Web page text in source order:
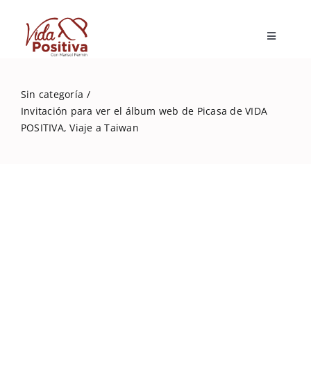
content
Toggle
Sin categoría
Invitación para ver el álbum web de Picasa de VIDA
POSITIVA, Viaje a Taiwan